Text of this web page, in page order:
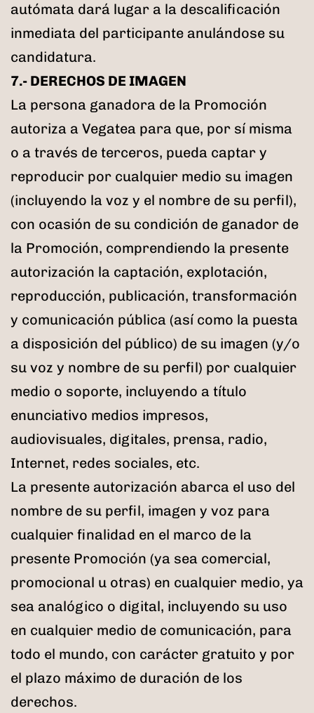
autómata dará lugar a la descalificación
inmediata del participante anulándose su
candidatura.
7.- DERECHOS DE IMAGEN
La persona ganadora de la Promoción
autoriza a Vegatea para que, por sí misma
o a través de terceros, pueda captar y
reproducir por cualquier medio su imagen
(incluyendo la voz y el nombre de su perfil),
con ocasión de su condición de ganador de
la Promoción, comprendiendo la presente
autorización la captación, explotación,
reproducción, publicación, transformación
y comunicación pública (así como la puesta
a disposición del público) de su imagen (y/o
su voz y nombre de su perfil) por cualquier
medio o soporte, incluyendo a título
enunciativo medios impresos,
audiovisuales, digitales, prensa, radio,
Internet, redes sociales, etc.
La presente autorización abarca el uso del
nombre de su perfil, imagen y voz para
cualquier finalidad en el marco de la
presente Promoción (ya sea comercial,
promocional u otras) en cualquier medio, ya
sea analógico o digital, incluyendo su uso
en cualquier medio de comunicación, para
todo el mundo, con carácter gratuito y por
el plazo máximo de duración de los
derechos.